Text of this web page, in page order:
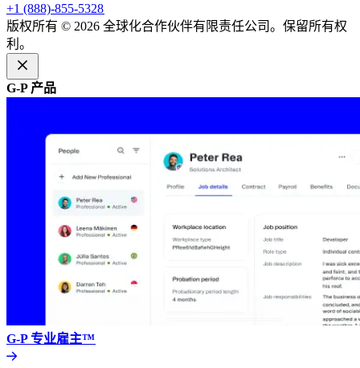
+1 (888)-855-5328​​
版权所有 © 2026 全球化合作伙伴有限责任公司。保留所有权
利。​​
G-P 产品​​
G-P 专业雇主™​​